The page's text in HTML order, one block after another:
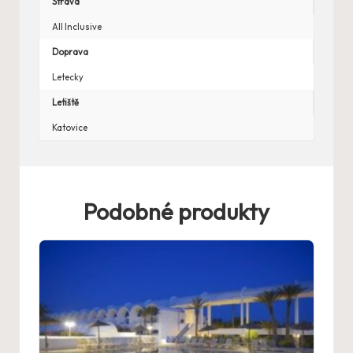
All Inclusive
Doprava
Letecky
Letiště
Katovice
Podobné produkty